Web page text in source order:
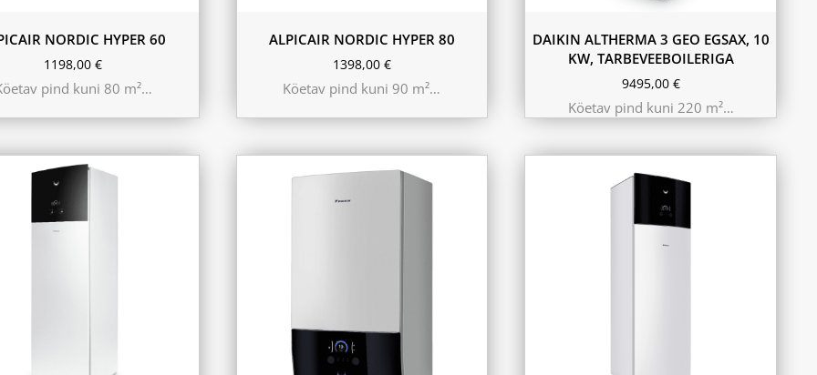
NORDIC HYPER 60
1198,00€
pind kuni 80 m²…
ALPICAIR NORDIC HYPER 80
1398,00 €
Köetav pind kuni 90 m²…
DAIKIN ALTHERMA 3 GEO EGSAX, 10
KW, TARBEVEEBOILERIGA
9495,00 €
Köetav pind kuni 220 m²…
11.6 kW 300m²
10.44 kW 260m²